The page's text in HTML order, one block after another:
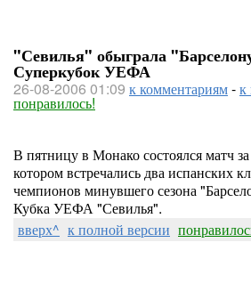
"Севилья" обыграла
Суперкубок УЕФА
26-08-2006 01:09 к комментариям-к
понравилось!
В пятницу в Монако состоялся матч
котором встречались два испанских
чемпионов минувшего сезона
Кубка УЕФА "Севилья".
вверх^ к полной версии